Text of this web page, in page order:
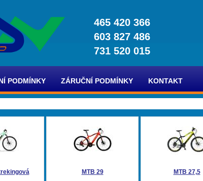
465 420 366
603 827 486
731 520 015
PODMÍNKY ZÁRUČNÍ PODMÍNKY KONTAKT
MTB 29 MTB 27,5